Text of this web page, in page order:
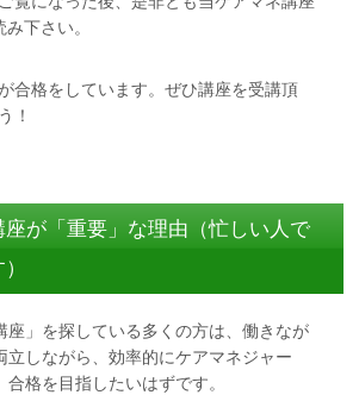
下さい。
合格をしています。ぜひ講座を受講頂
！
が「重要」な理由（忙しい人で
座」を探している多くの方は、働きなが
立しながら、効率的にケアマネジャー
合格を目指したいはずです。